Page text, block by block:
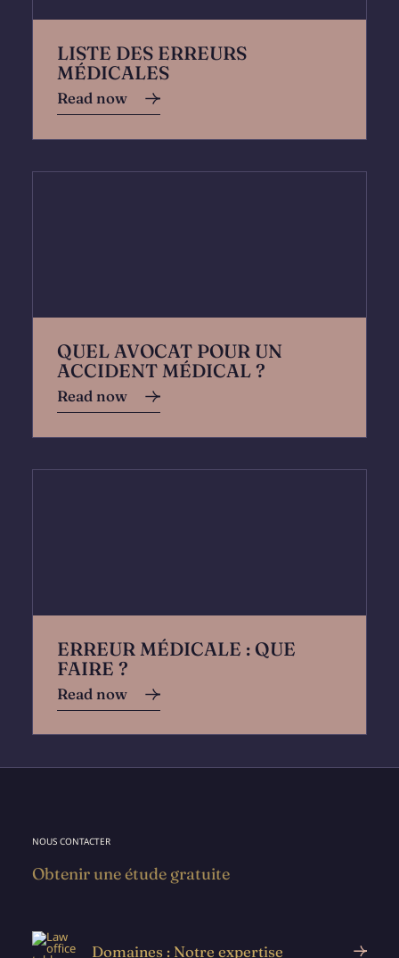
LISTE DES ERREURS
MÉDICALES
Read now
QUEL AVOCAT POUR UN
ACCIDENT MÉDICAL ?
Read now
ERREUR MÉDICALE : QUE
FAIRE ?
Read now
NOUS CONTACTER
Obtenir une étude gratuite
Domaines : Notre expertise